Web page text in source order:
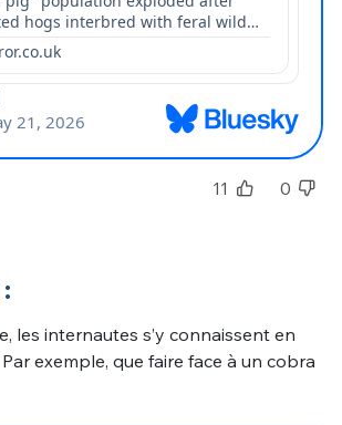
11 0
les internautes s’y connaissent en
exemple, que faire face à un cobra